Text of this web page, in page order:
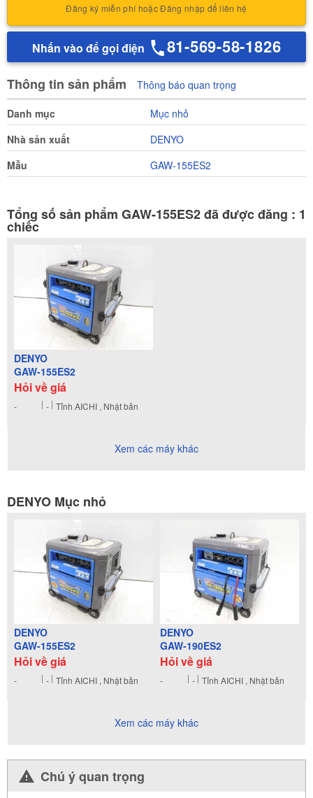
Đăng ký miễn phí hoặc Đăng nhập để liên hệ
Nhấn vào để gọi điện 81-569-58-1826
Thông tin sản phẩm Thông báo quan trọng
Danh mục
Mục nhỏ
Nhà sản xuất
DENYO
Mẫu
GAW-155ES2
Tổng số sản phẩm GAW-155ES2 đã được đăng : 1
chiếc
DENYO
GAW-155ES2
Hỏi về giá
- - Tỉnh AICHI , Nhật bản
Xem các máy khác
DENYO Mục nhỏ
DENYO
GAW-155ES2
Hỏi về giá
- - Tỉnh AICHI , Nhật bản
DENYO
GAW-190ES2
Hỏi về giá
- - Tỉnh AICHI , Nhật bản
Xem các máy khác
Chú ý quan trọng